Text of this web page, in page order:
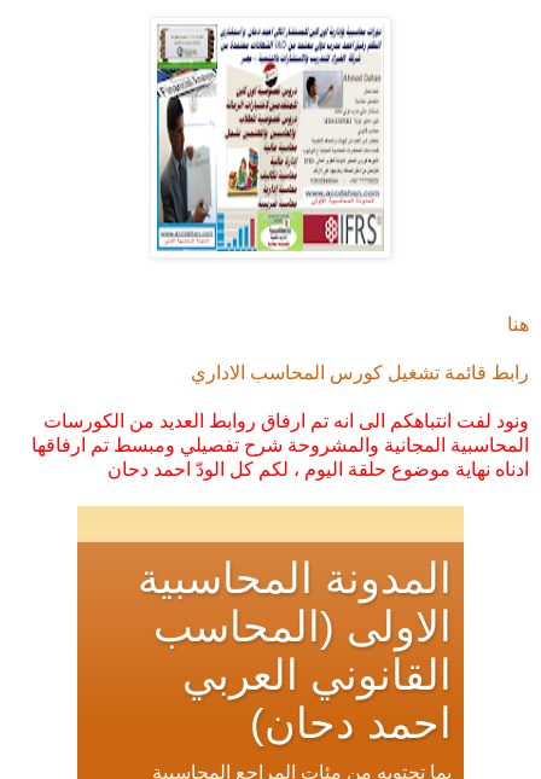
هنا
رابط قائمة تشغيل كورس المحاسب الاداري
ونود لفت انتباهكم الى انه تم ارفاق روابط العديد من الكورسات
المحاسبية المجانية والمشروحة شرح تفصيلي ومبسط تم ارفاقها
ادناه نهاية موضوع حلقة اليوم ، لكم كل الودّ احمد دحان